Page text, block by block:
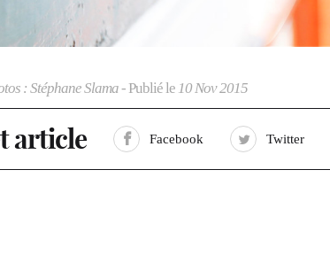
: Stéphane Slama- Publié le 10 Nov 2015
article Facebook Twitter